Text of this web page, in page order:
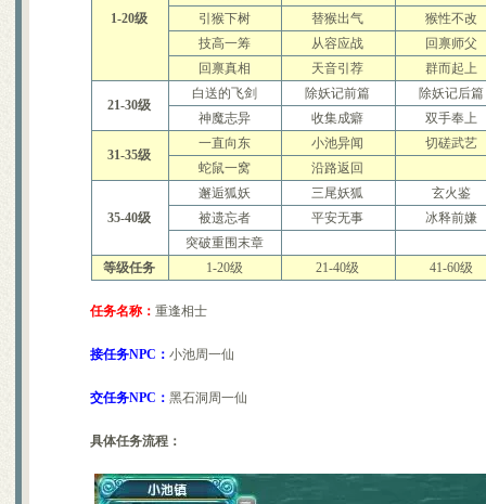
排名第一的极品A宠打造及诞
6大门派装备及BB的选择
大家都来说说防骗技巧
分析：用导标棋做挖宝任务赚
镇妖抓鬼心得打法及要点
史上最牛宠物宝宝资料大全
如何获得幼年菜刀兔宝宝[最
[寂寞姐]教你平民赚钱心得
关于公测后物价的一些猜想
圣巫抓鬼心得 封怪顺序很重要
天音60技能涅��咒测试
合理使用收费道具(修炼丹)
赚钱大秘籍 不贱不商，无奸不
梦幻诛仙称谓属性汇总及获得
赚钱的小门道 养家糊口不容易
1-20级
引猴下树
替猴出气
猴性不改
技高一筹
从容应战
回禀师父
回禀真相
天音引荐 群而起上
21-30级
白送的飞剑 除妖记前篇
除妖记后篇
神魔志异
收集成癖 双手奉上
31-35级
一直向东 小池异闻
切磋武艺
蛇鼠一窝
沿路返回
35-40级
邂逅狐妖 三尾妖狐
玄火鉴
被遗忘者
平安无事
冰释前嫌
突破重围末章
等级任务
1-20级 21-40级 41-60级
任务名称：重逢相士
接任务NPC：小池周一仙
交任务NPC：黑石洞周一仙
具体任务流程：